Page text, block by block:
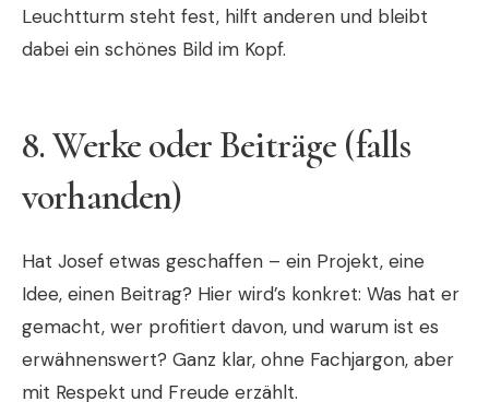
Leuchtturm steht fest, hilft anderen und bleibt
dabei ein schönes Bild im Kopf.
8.Werke oder Beiträge (falls
vorhanden)
Hat Josef etwas geschaffen – ein Projekt, eine
Idee, einen Beitrag? Hier wird’s konkret: Was hat er
gemacht, wer profitiert davon, und warum ist es
erwähnenswert? Ganz klar, ohne Fachjargon, aber
mit Respekt und Freude erzählt.